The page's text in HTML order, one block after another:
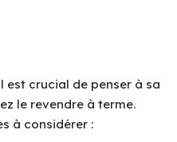
est crucial de penser à sa
le revendre à terme.
à considérer :